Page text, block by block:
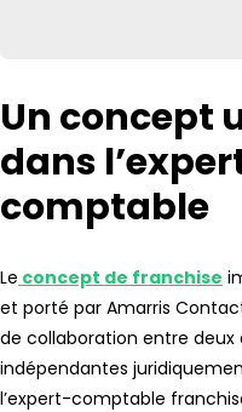
Un concept
dans
comptable
Le concept de franchise
et porté par Amarris
de collaboration entre deux
indépendantes
l’expert-comptable